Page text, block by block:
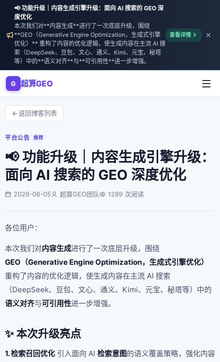
📢 功能升级｜内容生成引擎升级：面向 AI 搜索的 GEO 深
度优化
本次我们对**内容生成**进行了一次底层升级，围绕
**GEO（Generative Engine Optimization，生成式引擎
优化）** 重构了内容的优化逻辑，使生成内容在主流 AI 搜
索（DeepSeek、豆包、文心、通义、Kimi、元宝、秘塔
等）中的**语义对齐**与**可引用性**进一步增强。
查看详情
G 超算GEO
返回博客列表
平台公告 推荐
📢 功能升级｜内容生成引擎升级：
面向 AI 搜索的 GEO 深度优化
2026-06-05 超算GEO团队 1289 次阅读
各位用户：
本次我们对内容生成进行了一次底层升级，围绕
GEO（Generative Engine Optimization，生成式引擎优化）
重构了内容的优化逻辑，使生成内容在主流 AI 搜索
（DeepSeek、豆包、文心、通义、Kimi、元宝、秘塔等）中的
语义对齐与可引用性进一步增强。
✨ 本次升级亮点
1. 检索召回优化 引入面向 AI 检索意图的语义覆盖策略，强化内容